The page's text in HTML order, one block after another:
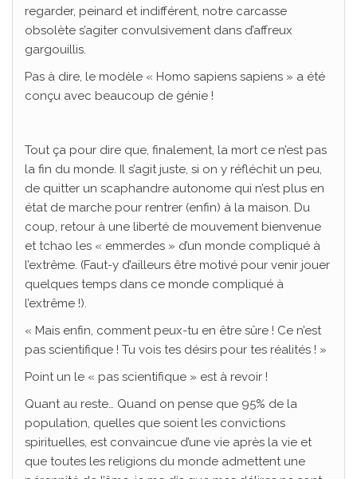
regarder, peinard et indifférent, notre carcasse
obsolète s’agiter convulsivement dans d’affreux
gargouillis.
Pas à dire, le modèle « Homo sapiens sapiens » a été
conçu avec beaucoup de génie !
Tout ça pour dire que, finalement, la mort ce n’est pas
la fin du monde. Il s’agit juste, si on y réfléchit un peu,
de quitter un scaphandre autonome qui n’est plus en
état de marche pour rentrer (enfin) à la maison. Du
coup, retour à une liberté de mouvement bienvenue
et tchao les « emmerdes » d’un monde compliqué à
l’extrême. (Faut-y d’ailleurs être motivé pour venir jouer
quelques temps dans ce monde compliqué à
l’extrême !).
« Mais enfin, comment peux-tu en être sûre ! Ce n’est
pas scientifique ! Tu vois tes désirs pour tes réalités ! »
Point un le « pas scientifique » est à revoir !
Quant au reste… Quand on pense que 95% de la
population, quelles que soient les convictions
spirituelles, est convaincue d’une vie après la vie et
que toutes les religions du monde admettent une